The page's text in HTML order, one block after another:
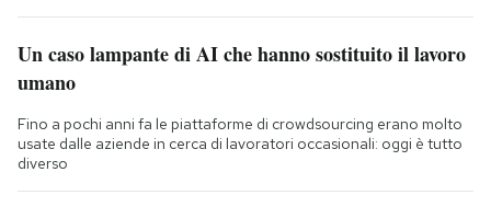
Un caso lampante di AI che hanno sostituito il lavoro
umano
Fino a pochi anni fa le piattaforme di crowdsourcing erano molto
usate dalle aziende in cerca di lavoratori occasionali: oggi è tutto
diverso